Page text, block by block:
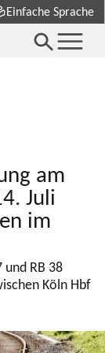
Einfache Sprache
am
Juli
im
und RB 38
Köln Hbf